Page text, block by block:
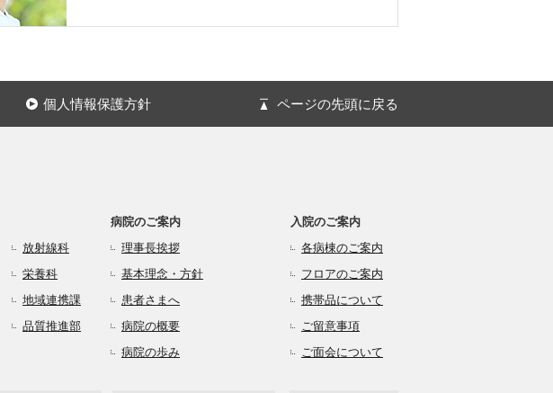
個人情報保護方針 ページの先頭に戻る
放射線科
栄養科
地域連携課
品質推進部
病院のご案内
理事長挨拶
基本理念・方針
患者さまへ
病院の概要
病院の歩み
入院のご案内
各病棟のご案内
フロアのご案内
携帯品について
ご留意事項
ご面会について